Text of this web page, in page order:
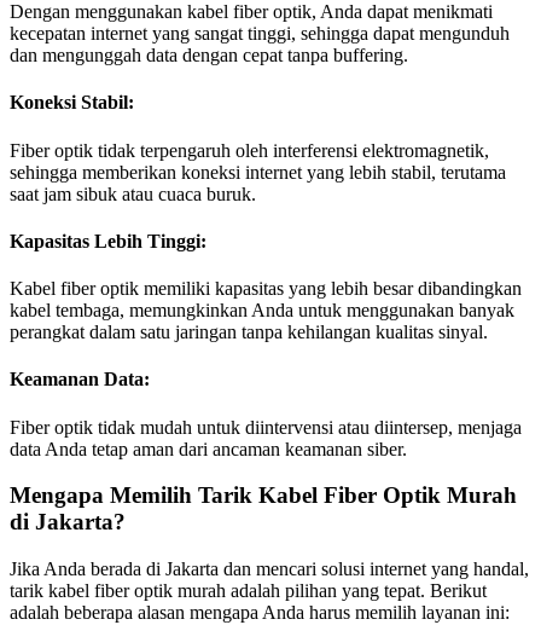
Dengan menggunakan kabel fiber optik, Anda dapat menikmati
kecepatan internet yang sangat tinggi, sehingga dapat mengunduh
dan mengunggah data dengan cepat tanpa buffering.
Koneksi Stabil:
Fiber optik tidak terpengaruh oleh interferensi elektromagnetik,
sehingga memberikan koneksi internet yang lebih stabil, terutama
saat jam sibuk atau cuaca buruk.
Kapasitas Lebih Tinggi:
Kabel fiber optik memiliki kapasitas yang lebih besar dibandingkan
kabel tembaga, memungkinkan Anda untuk menggunakan banyak
perangkat dalam satu jaringan tanpa kehilangan kualitas sinyal.
Keamanan Data:
Fiber optik tidak mudah untuk diintervensi atau diintersep, menjaga
data Anda tetap aman dari ancaman keamanan siber.
Mengapa Memilih Tarik Kabel Fiber Optik Murah
di Jakarta?
Jika Anda berada di Jakarta dan mencari solusi internet yang handal,
tarik kabel fiber optik murah adalah pilihan yang tepat. Berikut
adalah beberapa alasan mengapa Anda harus memilih layanan ini: